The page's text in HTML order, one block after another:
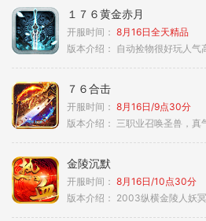
１７６黄金赤月
开服时间： 8月16日全天精品
版本介绍： 自动捡物很好玩人气
７６合击
开服时间： 8月16日/9点30分
版本介绍： 三职业召唤圣兽，真
金陵沉默
开服时间： 8月16日/10点30分
版本介绍： 2003纵横金陵人妖冥